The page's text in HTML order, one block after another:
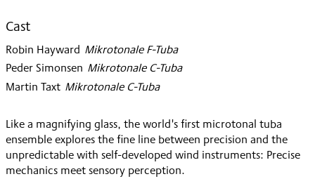
Cast
Robin Hayward: Mikrotonale F-Tuba
Peder Simonsen: Mikrotonale C-Tuba
Martin Taxt
: Mikrotonale C-Tuba
Like a magnifying glass, the world's first microtonal tuba
ensemble explores the fine line between precision and the
unpredictable with self-developed wind instruments: Precise
mechanics meet sensory perception.